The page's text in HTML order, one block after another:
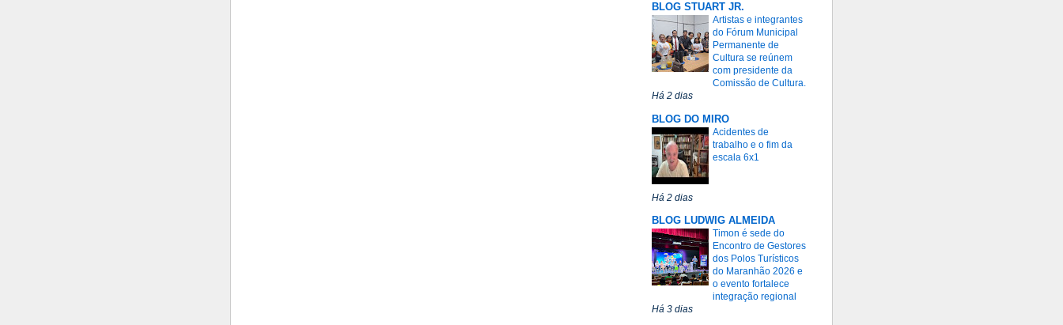
BLOG STUART JR.
Artistas e integrantes
do Fórum Municipal
Permanente de
Cultura se reúnem
com presidente da
Comissão de Cultura.
Há 2 dias
BLOG DO MIRO
Acidentes de
trabalho e o fim da
escala 6x1
Há 2 dias
BLOG LUDWIG ALMEIDA
Timon é sede do
Encontro de Gestores
dos Polos Turísticos
do Maranhão 2026 e
o evento fortalece
integração regional
Há 3 dias